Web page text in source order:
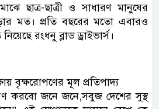
ছাত্র-ছাত্রী ও সাধারণ মানুষের
মত। প্রতি বছরের মতো এবারও
রংধনু ব্লাড ড্রাইভার্স।
বৃক্ষরোপণের মূল প্রতিপাদ্য
করবো জনে জনে,সবুজ দেশের সুস্থ